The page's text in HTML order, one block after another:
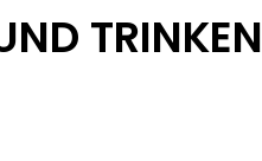
TRINKEN